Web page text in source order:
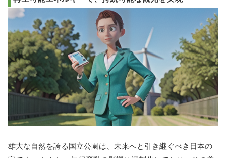
雄大な自然を誇る国立公園は、未来へと引き継ぐべき日本の